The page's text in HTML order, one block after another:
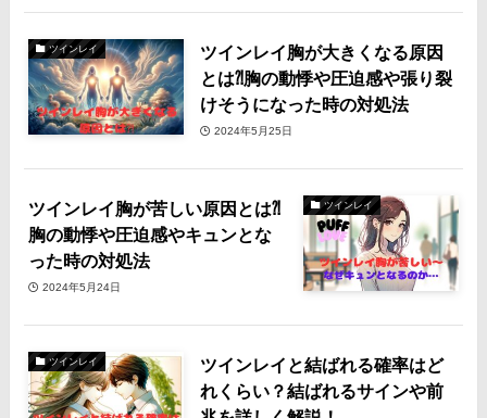
ツインレイ
ツインレイ胸が大きくなる原因
とは⁈胸の動悸や圧迫感や張り裂
けそうになった時の対処法
2024年5月25日
ツインレイ
ツインレイ胸が苦しい原因とは⁈
胸の動悸や圧迫感やキュンとな
った時の対処法
2024年5月24日
ツインレイ
ツインレイと結ばれる確率はど
れくらい？結ばれるサインや前